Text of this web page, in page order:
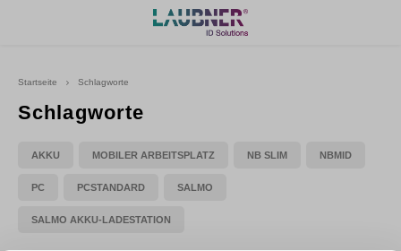
Deutsch
English
Startseite Schlagworte
Schlagworte
AKKU MOBILER ARBEITSPLATZ NB SLIM NBMID
PC PCSTANDARD SALMO
SALMO AKKU-LADESTATION